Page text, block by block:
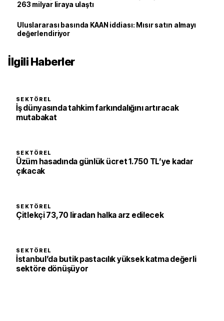
263 milyar liraya ulaştı
Uluslararası basında KAAN iddiası: Mısır satın almayı
değerlendiriyor
İlgili Haberler
SEKTÖREL
İş dünyasında tahkim farkındalığını artıracak
mutabakat
SEKTÖREL
Üzüm hasadında günlük ücret 1.750 TL’ye kadar
çıkacak
SEKTÖREL
Çitlekçi 73,70 liradan halka arz edilecek
SEKTÖREL
İstanbul’da butik pastacılık yüksek katma değerli
sektöre dönüşüyor